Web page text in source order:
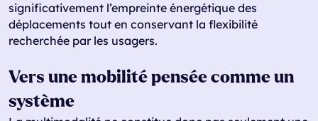
significativement l’empreinte énergétique des
déplacements tout en conservant la flexibilité
recherchée par les usagers.
Vers une mobilité pensée comme un
système